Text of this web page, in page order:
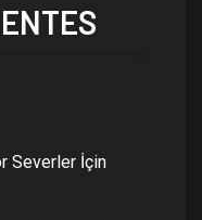
Severler İçin